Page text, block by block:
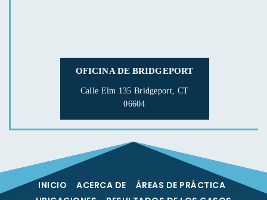
OFICINA DE BRIDGEPORT
Calle Elm 135 Bridgeport, CT
06604
INICIO ACERCA DE
ÁREAS DE PRÁCTICA